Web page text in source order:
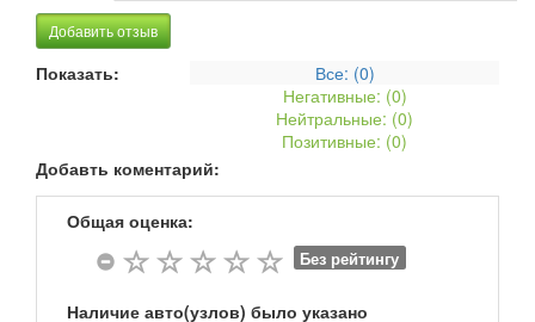
Добавить отзыв
Показать: Все: (0)
Негативные: (0)
Нейтральные: (0)
Позитивные: (0)
Добавть коментарий:
Общая оценка:
Без рейтингу
Наличие авто(узлов) было указано